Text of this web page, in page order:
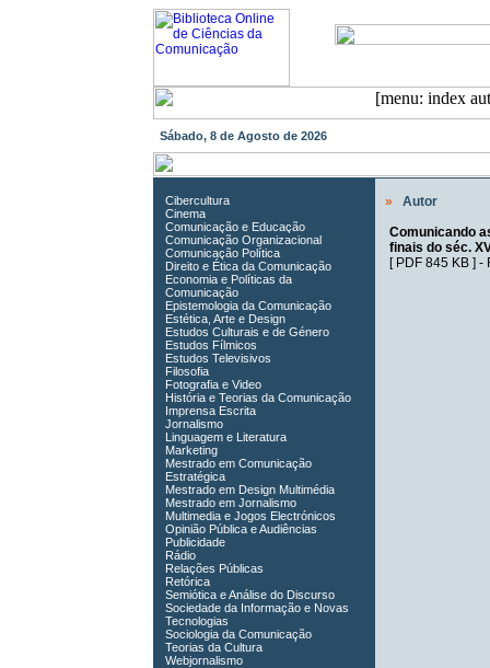
Sábado, 8 de Agosto de 2026
Cibercultura
Cinema
Comunicação e Educação
Comunicação Organizacional
Comunicação Política
Direito e Ética da Comunicação
Economia e Políticas da
Comunicação
Epistemologia da Comunicação
Estética, Arte e Design
Estudos Culturais e de Género
Estudos Fílmicos
Estudos Televisivos
Filosofia
Fotografia e Video
História e Teorias da Comunicação
Imprensa Escrita
Jornalismo
Linguagem e Literatura
Marketing
Mestrado em Comunicação
Estratégica
Mestrado em Design Multimédia
Mestrado em Jornalismo
Multimedia e Jogos Electrónicos
Opinião Pública e Audiências
Publicidade
Rádio
Relações Públicas
Retórica
Semiótica e Análise do Discurso
Sociedade da Informação e Novas
Tecnologias
Sociologia da Comunicação
Teorias da Cultura
Webjornalismo
»
Autor
Comunicando
finais do séc.
[ PDF 845 KB] -